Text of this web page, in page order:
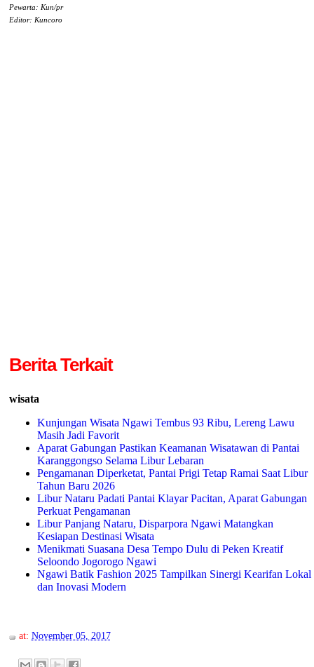
Pewarta: Kun/pr
Editor: Kuncoro
Berita Terkait
wisata
Kunjungan Wisata Ngawi Tembus 93 Ribu, Lereng Lawu
Masih Jadi Favorit
Aparat Gabungan Pastikan Keamanan Wisatawan di Pantai
Karanggongso Selama Libur Lebaran
Pengamanan Diperketat, Pantai Prigi Tetap Ramai Saat Libur
Tahun Baru 2026
Libur Nataru Padati Pantai Klayar Pacitan, Aparat Gabungan
Perkuat Pengamanan
Libur Panjang Nataru, Disparpora Ngawi Matangkan
Kesiapan Destinasi Wisata
Menikmati Suasana Desa Tempo Dulu di Peken Kreatif
Seloondo Jogorogo Ngawi
Ngawi Batik Fashion 2025 Tampilkan Sinergi Kearifan Lokal
dan Inovasi Modern
at: November 05, 2017